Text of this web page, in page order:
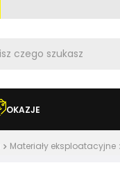
OKAZJE
Materiały eksploatacyjne